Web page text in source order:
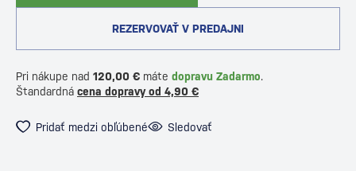
REZERVOVAŤ V PREDAJNI
Pri nákupe nad 120,00 € máte dopravu Zadarmo.
Štandardná cena dopravy od 4,90 €
Pridať medzi obľúbené Sledovať